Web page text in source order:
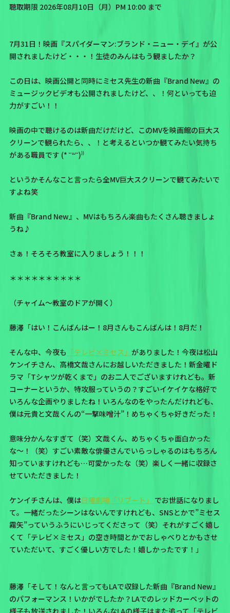
聴取期限 2026年08月10日（月）PM 10:00 まで
7月31日！映画『スパイダーマン:ブランド・ニュー・デイ』が公
開されましたけど・・・！生徒のみんはもう観ましたか？
この日は、映画公開と同時にミセス先生の新曲『Brand New』の
ミュージックビデオも公開されましたけど、、！何といっても迫
力がすごい！！
映画の中で聴けるのは新曲だけだけど、このMVを映画館の巨大ス
クリーンで観られたら、、！と考えるといつか観てみたい気持ち
がある職員です (* ˘꒳˘)⁾⁾
というかそんなこと言ったら全MV巨大スクリーンで観てみたいで
すよね笑
新曲『Brand New』、MVはもちろん楽曲もたくさん聴きましょ
うね♪
さぁ！そろそろ教室に入りましょう！！！
＊＊＊＊＊＊＊＊＊＊
（チャイム～教室のドアが開く）
藤澤「はい！こんばんはー！8月さんもこんばんは！8月だ！
そんな中、今夜も 「テレビ×ミセス」 がありました！今夜は松山
ケンイチさん、高橋文哉さんにお越しいただきました！新金曜ド
ラマ「Tシャツが乾くまで」のお二人でございますけれども。新
コーナーというか、特攻服っていうの？すごいイケイケな格好で
いろんな企画やりましたね！いろんなのをやったんだけれども、
僕は元貴と文哉くんの“一撃味噌汁”！めちゃくちゃ好きだった！
意味分かんなすぎて（笑）文哉くん、めちゃくちゃ面白かった
な〜！（笑）すごい素敵な俳優さんでいらっしゃるのはもちろん
知っていますけれども…可愛かったな（笑）楽しく一緒に収録さ
せていただきました！
ケンイチさんは、僕は日曜劇場「リブート」 でお世話になりまし
て。一緒だったシーンはないんですけれども、SNSとかで”ミセス
霧矢”っていうふうにいじってくださって（笑）それがすごく嬉し
くて「テレビ×ミセス」の空き時間とかでおしゃべりとかもさせ
ていただいて、すごく優しい方でした！嬉しかったです！」
藤澤「そして！なんと言ってもLAで収録した新曲『Brand New』
のパフォーマンス！いかがでしたか？LAでのレッドカーペットの